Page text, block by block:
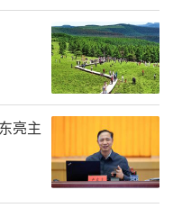
传教育中心、省
（山西省生态环
学共同主办，赛
19所高校的24支辩
十场激烈交锋，
出色表现获得冠
大学的辩论队分
亮主